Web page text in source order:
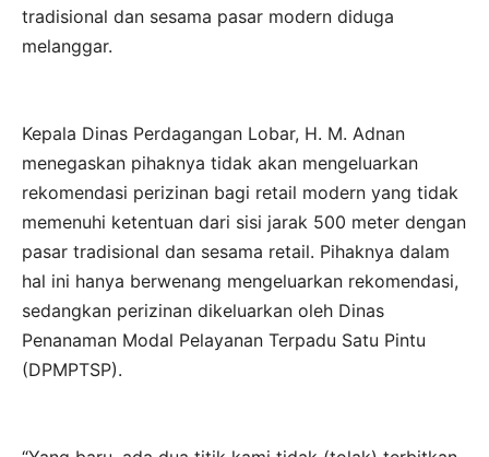
tradisional dan sesama pasar modern diduga
melanggar.
Kepala Dinas Perdagangan Lobar, H. M. Adnan
menegaskan pihaknya tidak akan mengeluarkan
rekomendasi perizinan bagi retail modern yang tidak
memenuhi ketentuan dari sisi jarak 500 meter dengan
pasar tradisional dan sesama retail. Pihaknya dalam
hal ini hanya berwenang mengeluarkan rekomendasi,
sedangkan perizinan dikeluarkan oleh Dinas
Penanaman Modal Pelayanan Terpadu Satu Pintu
(DPMPTSP).